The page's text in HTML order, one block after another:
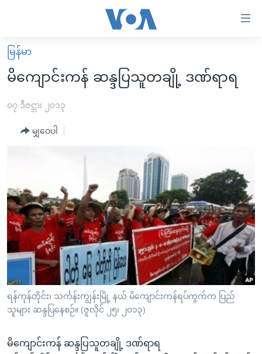
လွယ်ကူ
စေ
Link
များ
သို့
ကျော်
ကြည့်
ပင်မ
အ
ညွန်း
စာမျက်နှာ
သို့
ကြည့်
မူလစာမျက်နှာ
မြန်မာ
ကမ္ဘာ့သတင်းများ
နိုင်ငံတကာ
အစ္စရေး-ပါလက်စတိုင်း
အင်္ဂလိပ်စာလေ့လာမယ်
အမေရိကန်သုံးအီဒီယံ
မကြေးမုံရဲ့ အင်္ဂလိပ်စာ
ရုပ်ရှင်ထဲက အင်္ဂလိပ်စာ
သုတပဒေသာ အင်္ဂလိပ်စာ
အပတ်စဉ်ကဏ္ဍများ
ရေဒီယို
တီဗွီ
ရေဒီယိုနှင့်ရုပ်သံ အချက်အလက်များ
ရေဒီယို/တီဗွီအစီအစဉ်
Learning English
ဗွီအိုအေ လူမှုကွန်ယက်များ
မြန်မာ
မိကျောင်းကန် ဆန္ဒပြသူတချို့ ဒဏ်ရာရ
၀၇ ဒီဇင္ဘာ၊ ၂၀၁၃
မျှဝေပါ
ရန်ကုန်တိုင်း၊ သင်္ကန်းကျွန်းမြို့ နယ် မိကျောင်းကန်ရပ်ကွက်က ပြည်
သူများ ဆန္ဒပြနေစဉ်။ (ဇူလိုင် ၂၅၊ ၂၀၁၃)
မိကျောင်းကန် ဆန္ဒပြသူတချို့ ဒဏ်ရာရ